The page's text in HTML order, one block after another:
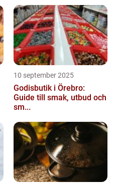
10 september 2025
Godisbutik i Örebro:
Guide till smak, utbud och
sm...